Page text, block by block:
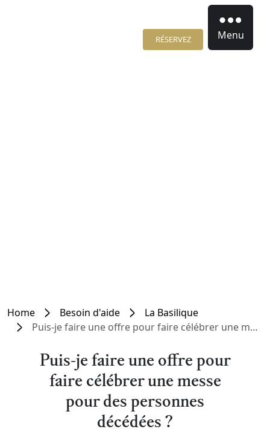
RÉSERVEZ Menu
Home Besoin d'aide
La Basilique
Puis-je faire une offre pour faire célébrer une messe pour des personnes décédées ?
Puis-je faire une offre pour
faire célébrer une messe
pour des personnes
décédées ?